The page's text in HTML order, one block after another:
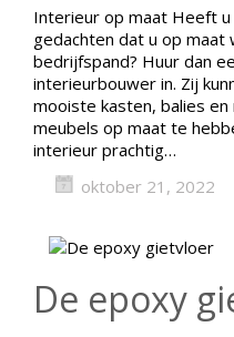
Interieur op maat Heeft
gedachten dat u op maat
bedrijfspand? Huur dan
interieurbouwer in. Zij
mooiste kasten, balies
meubels op maat te
interieur prachtig…
oktober 21, 2022
De epoxy